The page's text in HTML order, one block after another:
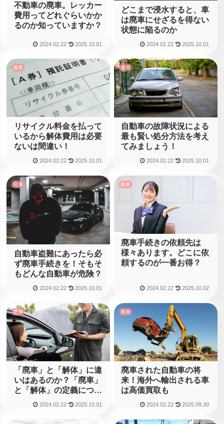
不動車の廃車。レッカー
費用ってどれぐらいかか
るのか知っていますか？
2024.02.22 2025.10.01
どこまで浸水すると、車
は廃車にせざるを得ない
状態に陥るのか
2024.02.22 2025.10.01
廃車
リサイクル料金を払って
いるから解体費用は必要
ないは間違い！
2024.02.22 2025.10.01
廃車
自動車の故障状況による
最も賢い処分方法を考え
てみましょう！
2024.02.22 2025.10.01
廃車
自動車盗難にあったら必
ず廃車手続きを！そもそ
もどんな自動車が危険？
2024.02.22 2025.10.01
廃車
廃車手続きの依頼先は
様々あります。どこに依
頼するのが一番お得？
2024.02.22 2025.10.02
廃車
「廃車」と「解体」に違
いはあるのか？「廃車」
と「解体」の定義につい
2024.02.22 2025.10.01
廃車
廃車された自動車の将
来！海外へ輸出される車
は高価買取も
2024.02.22 2025.09.30